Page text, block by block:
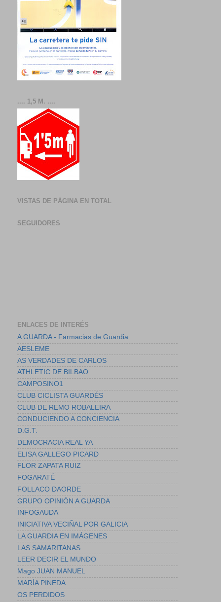
.... 1,5 M. ....
VISTAS DE PÁGINA EN TOTAL
SEGUIDORES
ENLACES DE INTERÉS
A GUARDA - Farmacias de Guardia
AESLEME
AS VERDADES DE CARLOS
ATHLETIC DE BILBAO
CAMPOSINO1
CLUB CICLISTA GUARDÉS
CLUB DE REMO ROBALEIRA
CONDUCIENDO A CONCIENCIA
D.G.T.
DEMOCRACIA REAL YA
ELISA GALLEGO PICARD
FLOR ZAPATA RUIZ
FOGARATÉ
FOLLACO DAORDE
GRUPO OPINIÓN A GUARDA
INFOGAUDA
INICIATIVA VECIÑAL POR GALICIA
LA GUARDIA EN IMÁGENES
LAS SAMARITANAS
LEER DECIR EL MUNDO
Mago JUAN MANUEL
MARÍA PINEDA
OS PERDIDOS